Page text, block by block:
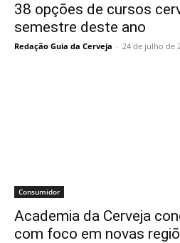
38 opções de cursos
semestre deste ano
Redação Guia da Cerveja - 24 de julho de
Consumidor
Academia da Cerveja
com foco em novas